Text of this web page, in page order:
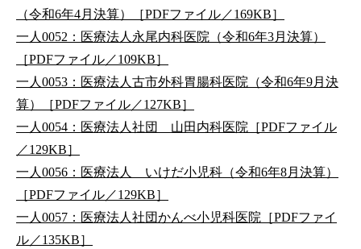
（令和6年4月決算）［PDFファイル／169KB］
一人0052：医療法人永尾内科医院（令和6年3月決算）
［PDFファイル／109KB］
一人0053：医療法人古市外科胃腸科医院（令和6年9月決
算）［PDFファイル／127KB］
一人0054：医療法人社団 山田内科医院［PDFファイル
／129KB］
一人0056：医療法人 いけだ小児科（令和6年8月決算）
［PDFファイル／129KB］
一人0057：医療法人社団かんべ小児科医院［PDFファイ
ル／135KB］